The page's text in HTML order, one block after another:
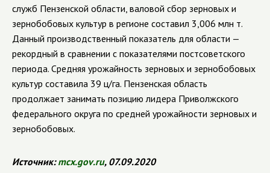
служб Пензенской области, валовой сбор зерновых и
зернобобовых культур в регионе составил 3,006 млн т.
Данный производственный показатель для области —
рекордный в сравнении с показателями постсоветского
периода. Средняя урожайность зерновых и зернобобовых
культур составила 39 ц/га. Пензенская область
продолжает занимать позицию лидера Приволжского
федерального округа по средней урожайности зерновых и
зернобобовых.
Источник:mcx.gov.ru, 07.09.2020